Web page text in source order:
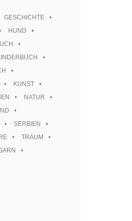
GESCHICHTE
HUND
KUNST
NATUR
SERBIEN
TRAUM